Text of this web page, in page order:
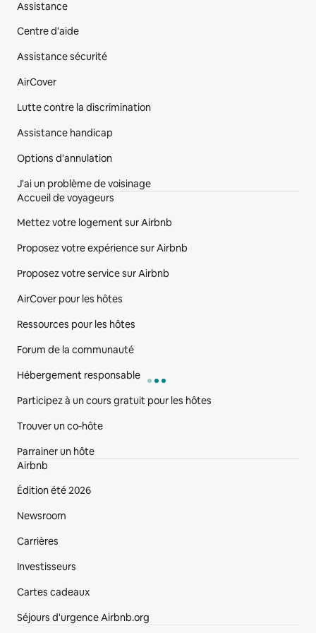
AllerPied de page du site
Assistance
Centre d'aide
Assistance sécurité
AirCover
Lutte contre la discrimination
Assistance handicap
Options d'annulation
J'ai un problème de voisinage
Accueil de voyageurs
Mettez votre logement sur Airbnb
Proposez votre expérience sur Airbnb
Proposez votre service sur Airbnb
AirCover pour les hôtes
Ressources pour les hôtes
Forum de la communauté
Hébergement responsable
Participez à un cours gratuit pour les hôtes
Trouver un co‑hôte
Parrainer un hôte
Airbnb
Édition été 2026
Newsroom
Carrières
Investisseurs
Cartes cadeaux
Séjours d'urgence Airbnb.org